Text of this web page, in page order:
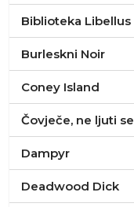
Biblioteka Libellus
Burleskni Noir
Coney Island
Čovječe, ne ljuti se
Dampyr
Deadwood Dick